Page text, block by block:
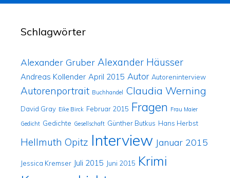
Schlagwörter
Alexander Gruber Alexander Häusser
Andreas Kollender April 2015 Autor Autoreninterview
Autorenportrait Buchhandel Claudia Werning
David Gray Eike Birck Februar 2015 Fragen Frau Maier
Gedicht Gedichte Gesellschaft Günther Butkus Hans Herbst
Hellmuth Opitz Interview Januar 2015
Jessica Kremser Juli 2015 Juni 2015 Krimi